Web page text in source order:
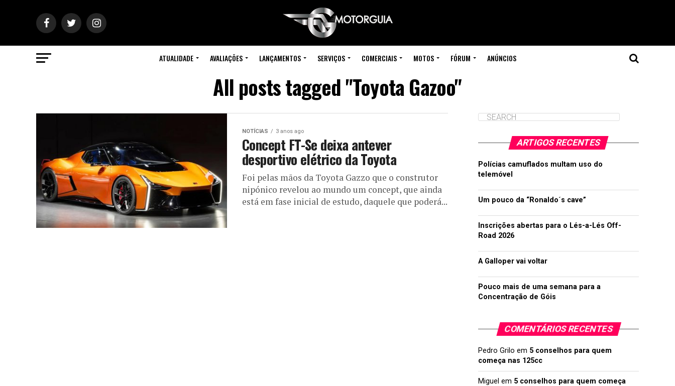
ATUALIDADE AVALIAÇÕES LANÇAMENTOS SERVIÇOS COMERCIAIS MOTOS FÓRUM ANÚNCIOS
All posts tagged "Toyota Gazoo"
NOTÍCIAS 3 anos ago
Concept FT-Se deixa antever
desportivo elétrico da Toyota
Foi pelas mãos da Toyota Gazzo que o construtor
nipónico revelou ao mundo um concept, que ainda
está em fase inicial de estudo, daquele que poderá...
ARTIGOS RECENTES
Polícias camuflados multam uso do
telemóvel
Um pouco da “Ronaldo´s cave”
Inscrições abertas para o Lés-a-Lés Off-
Road 2026
A Galloper vai voltar
Pouco mais de uma semana para a
Concentração de Góis
COMENTÁRIOS RECENTES
Pedro Grilo em 5 conselhos para quem
começa nas 125cc
Miguel em 5 conselhos para quem começa